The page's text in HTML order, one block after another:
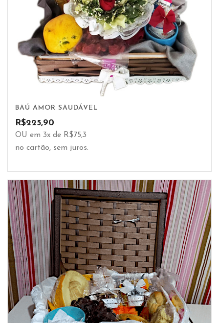
BAÚ AMOR SAUDÁVEL
R$225,90
OU em 3x de R$75,3
no cartão, sem juros.